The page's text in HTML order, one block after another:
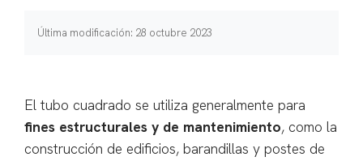
Última modificación: 28 octubre 2023
El tubo cuadrado se utiliza generalmente para
fines estructurales y de mantenimiento, como la
construcción de edificios, barandillas y postes de